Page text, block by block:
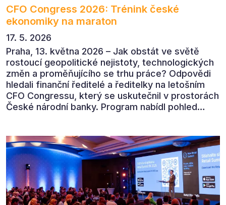
CFO Congress 2026: Trénink české
ekonomiky na maraton
17. 5. 2026
Praha, 13. května 2026 – Jak obstát ve světě
rostoucí geopolitické nejistoty, technologických
změn a proměňujícího se trhu práce? Odpovědi
hledali finanční ředitelé a ředitelky na letošním
CFO Congressu, který se uskutečnil v prostorách
České národní banky. Program nabídl pohled
automatizaci, leadership i budoucnost role CFO.